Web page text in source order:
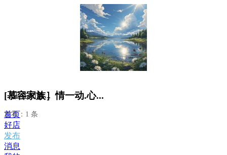
[慕容家族］情一动.心...
发布：1 条
正在加载...
首页
好店
发布
消息